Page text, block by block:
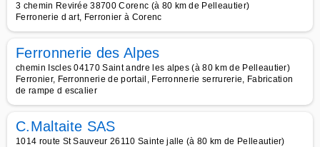
3 chemin Revirée 38700 Corenc (à 80 km de Pelleautier)
Ferronerie d art, Ferronier à Corenc
Ferronnerie des Alpes
chemin Iscles 04170 Saint andre les alpes (à 80 km de Pelleautier)
Ferronier, Ferronnerie de portail, Ferronnerie serrurerie, Fabrication
de rampe d escalier
C.Maltaite SAS
1014 route St Sauveur 26110 Sainte jalle (à 80 km de Pelleautier)